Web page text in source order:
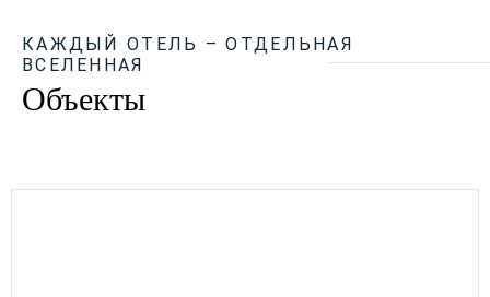
КАЖДЫЙ ОТЕЛЬ – ОТДЕЛЬНАЯ
ВСЕЛЕННАЯ
Объекты